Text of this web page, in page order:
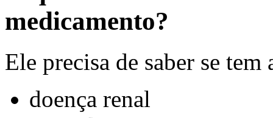
medicamento?
Ele precisa de saber se
doença renal